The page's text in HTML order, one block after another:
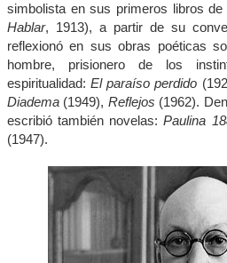
simbolista en sus primeros libros
Hablar, 1913), a partir de su
reflexionó en sus obras poéticas
hombre, prisionero de los
espiritualidad:El paraíso perdido
Diadema (1949), Reflejos (1962).
escribió también novelas:Paulina
(1947).